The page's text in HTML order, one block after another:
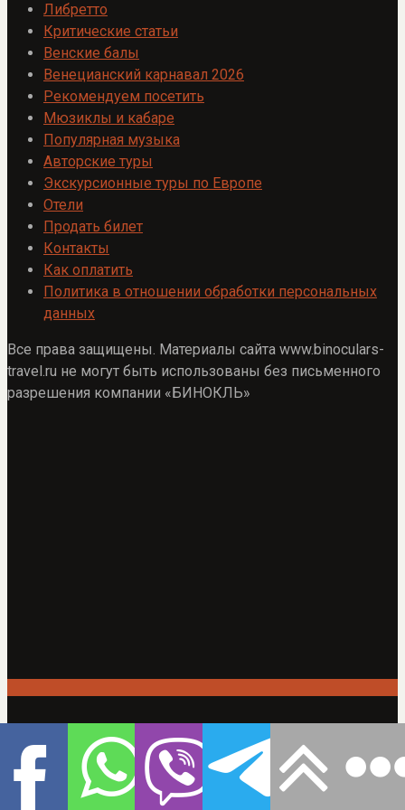
Либретто
Критические статьи
Венские балы
Венецианский карнавал 2026
Рекомендуем посетить
Мюзиклы и кабаре
Популярная музыка
Авторские туры
Экскурсионные туры по Европе
Отели
Продать билет
Контакты
Как оплатить
Политика в отношении обработки персональных
данных
Все права защищены. Материалы сайта www.binoculars-
travel.ru не могут быть использованы без письменного
разрешения компании «БИНОКЛЬ»